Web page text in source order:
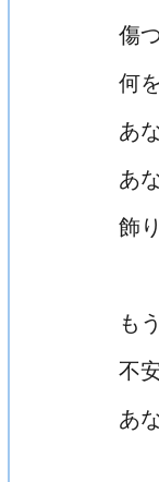
傷
何
あ
あ
飾
も
不
あ